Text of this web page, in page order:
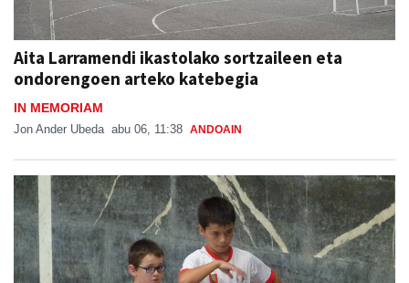
Aita Larramendi ikastolako sortzaileen eta
ondorengoen arteko katebegia
IN MEMORIAM
Jon Ander Ubeda abu 06, 11:38 ANDOAIN